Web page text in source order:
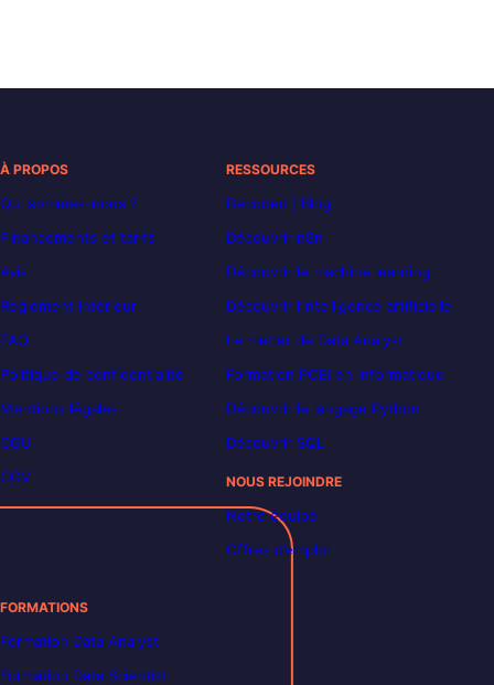
À PROPOS
Qui sommes-nous ?
Financements et tarifs
Avis
Règlement intérieur
FAQ
Politique de confidentialité
Mentions légales
CGU
CGV
RESSOURCES
Decoded | Blog
Découvrir n8n
Découvrir le machine learning
Découvrir l’intelligence artificielle
Le métier de Data Analyst
Formation POEI en informatique
Découvrir le langage Python
Découvrir SQL
NOUS REJOINDRE
Notre équipe
Offres d’emploi
FORMATIONS
Formation Data Analyst
Formation Data Scientist